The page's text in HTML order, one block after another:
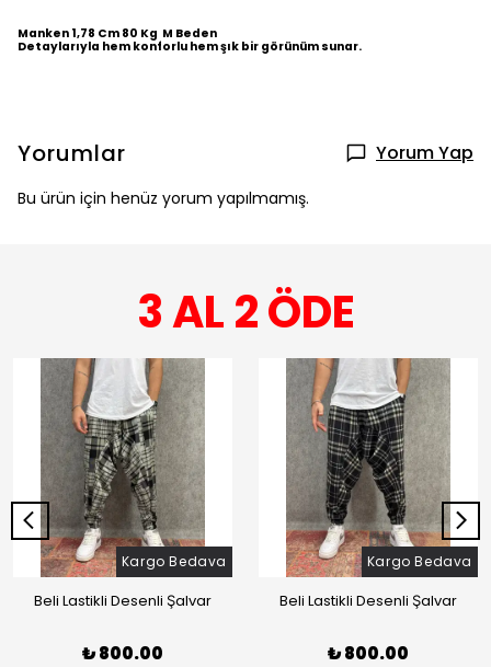
Manken 1,78 Cm 80 Kg M Beden
Detaylarıyla hem konforlu hem şık bir görünüm sunar.
Yorumlar Yorum Yap
Bu ürün için henüz yorum yapılmamış.
3 AL 2 ÖDE
Kargo Bedava
Beli Lastikli Desenli Şalvar
₺ 800.00
Kargo Bedava
Beli Lastikli Desenli Şalvar
₺ 800.00